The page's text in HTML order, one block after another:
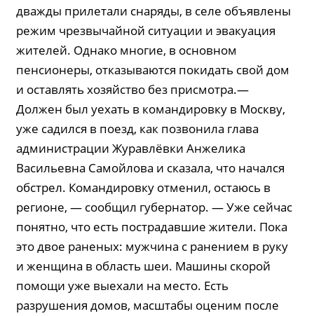
дважды прилетали снаряды, в селе объявлены
режим чрезвычайной ситуации и эвакуация
жителей. Однако многие, в основном
пенсионеры, отказываются покидать свой дом
и оставлять хозяйство без присмотра.—
Должен был уехать в командировку в Москву,
уже садился в поезд, как позвонила глава
администрации Журавлёвки Анжелика
Васильевна Самойлова и сказала, что начался
обстрел. Командировку отменил, остаюсь в
регионе, — сообщил губернатор. — Уже сейчас
понятно, что есть пострадавшие жители. Пока
это двое раненых: мужчина с ранением в руку
и женщина в область шеи. Машины скорой
помощи уже выехали на место. Есть
разрушения домов, масштабы оценим после